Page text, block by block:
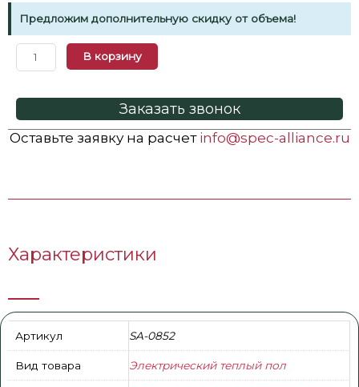
Предложим дополнительную скидку от объема!
В корзину
Заказать звонок
Оставьте заявку на расчет info@spec-alliance.ru
Характеристики
Артикул SA-0852
Вид товара Электрический теплый пол